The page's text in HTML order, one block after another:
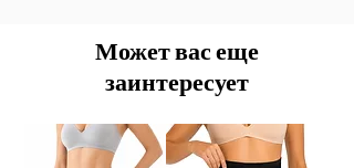
Может вас еще
заинтересует